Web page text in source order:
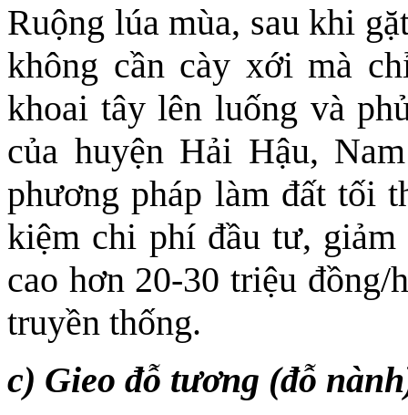
Ruộng lúa mùa, sau khi
không cần cày xới mà
khoai tây lên luống và
của huyện Hải Hậu,
phương pháp làm đất tối
kiệm chi phí đầu tư,
cao hơn 20-30 triệu
truyền thống.
c) Gieo đỗ tương (đỗ